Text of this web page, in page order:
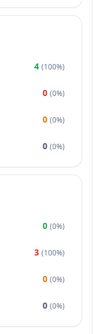
4 (100%)
0 (0%)
0 (0%)
0 (0%)
0 (0%)
3 (100%)
0 (0%)
0 (0%)